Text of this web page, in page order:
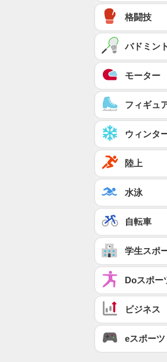
格闘技
バドミン
モーター
フィギュ
ウィンタ
陸上
水泳
自転車
学生スポ
Doスポー
ビジネス
eスポーツ